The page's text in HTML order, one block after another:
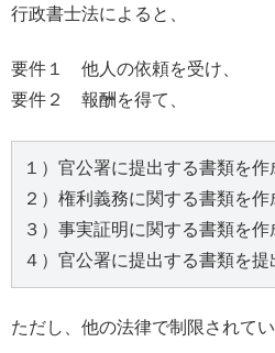
行政書士法によると、
要件１ 他人の依頼を受け、
要件２ 報酬を得て、
１）官公署に提出する書類を作
２）権利義務に関する書類を作
３）事実証明に関する書類を作
４）官公署に提出する書類を
ただし、他の法律で制限されてい